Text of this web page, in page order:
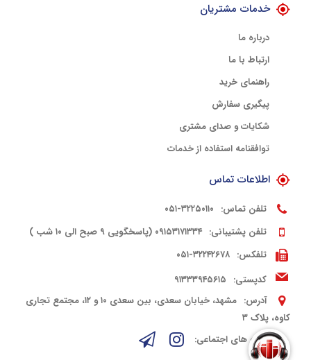
خدمات مشتریان
درباره ما
ارتباط با ما
راهنمای خرید
پیگیری سفارش
شکایات و صدای مشتری
توافقنامه استفاده از خدمات
اطلاعات تماس
تلفن تماس: ۳۲۲۵۰۱۱۰-۰۵۱
تلفن پشتیبانی: ۰۹۱۵۳۱۷۱۳۳۴ (پاسخگویی ۹ صبح الی ۱۰ شب )
تلفکس: ۳۲۲۴۲۶۷۸-۰۵۱
کدپستی: ۹۱۳۳۳۹۴۵۶۱۵
آدرس:
مشهد، خیابان سعدی، بین سعدی ۱۰ و ۱۲، مجتمع تجاری
کاوه، پلاک ۳
شبکه های اجتماعی: